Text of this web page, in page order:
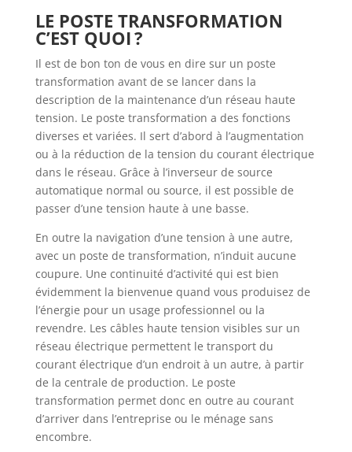
LE POSTE TRANSFORMATION
C’EST QUOI ?
Il est de bon ton de vous en dire sur un poste
transformation avant de se lancer dans la
description de la maintenance d’un réseau haute
tension. Le poste transformation a des fonctions
diverses et variées. Il sert d’abord à l’augmentation
ou à la réduction de la tension du courant électrique
dans le réseau. Grâce à l’inverseur de source
automatique normal ou source, il est possible de
passer d’une tension haute à une basse.
En outre la navigation d’une tension à une autre,
avec un poste de transformation, n’induit aucune
coupure. Une continuité d’activité qui est bien
évidemment la bienvenue quand vous produisez de
l’énergie pour un usage professionnel ou la
revendre. Les câbles haute tension visibles sur un
réseau électrique permettent le transport du
courant électrique d’un endroit à un autre, à partir
de la centrale de production. Le poste
transformation permet donc en outre au courant
d’arriver dans l’entreprise ou le ménage sans
encombre.